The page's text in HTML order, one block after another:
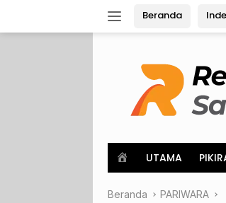
Beranda
o
e
UTAMA
Beranda PARIWARA